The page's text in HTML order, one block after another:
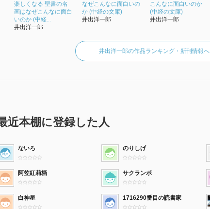
楽しくなる 聖書の名
画はなぜこんなに面白
いのか (中経...
井出洋一郎
なぜこんなに面白いの
か (中経の文庫)
井出洋一郎
こんなに面白いのか
(中経の文庫)
井出洋一郎
井出洋一郎の作品ランキング・新刊情報へ
近本棚に登録した人
ないろ のりしげ
阿笠紅莉栖 サクランボ
白神星 1716290番目の読書家